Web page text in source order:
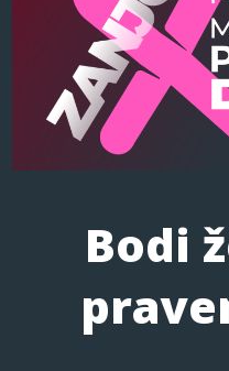
Bodi